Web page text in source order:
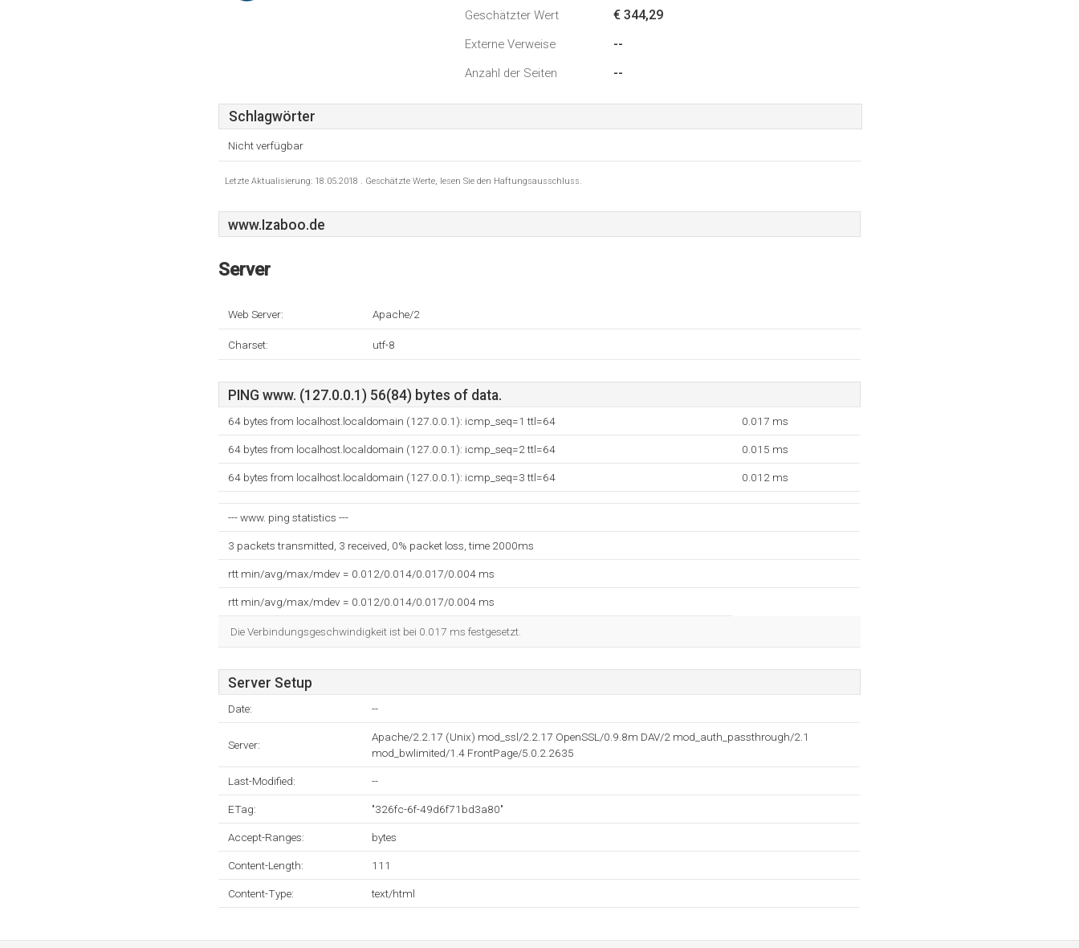
Geschätzter Wert € 344,29
Externe Verweise --
Anzahl der Seiten --
Schlagwörter
Nicht verfügbar
Letzte Aktualisierung: 18.05.2018 . Geschätzte Werte, lesen Sie den Haftungsausschluss.
www.Izaboo.de
Server
Web Server: Apache/2
Charset: utf-8
PING www. (127.0.0.1) 56(84) bytes of data.
64 bytes from localhost.localdomain (127.0.0.1): icmp_seq=1 ttl=64 0.017 ms
64 bytes from localhost.localdomain (127.0.0.1): icmp_seq=2 ttl=64 0.015 ms
64 bytes from localhost.localdomain (127.0.0.1): icmp_seq=3 ttl=64 0.012 ms
--- www. ping statistics ---
3 packets transmitted, 3 received, 0% packet loss, time 2000ms
rtt min/avg/max/mdev = 0.012/0.014/0.017/0.004 ms
rtt min/avg/max/mdev = 0.012/0.014/0.017/0.004 ms
Die Verbindungsgeschwindigkeit ist bei 0.017 ms festgesetzt.
Server Setup
Date: --
Server:
Apache/2.2.17 (Unix) mod_ssl/2.2.17 OpenSSL/0.9.8m DAV/2 mod_auth_passthrough/2.1
mod_bwlimited/1.4 FrontPage/5.0.2.2635
Last-Modified: --
ETag: "326fc-6f-49d6f71bd3a80"
Accept-Ranges: bytes
Content-Length: 111
Content-Type: text/html